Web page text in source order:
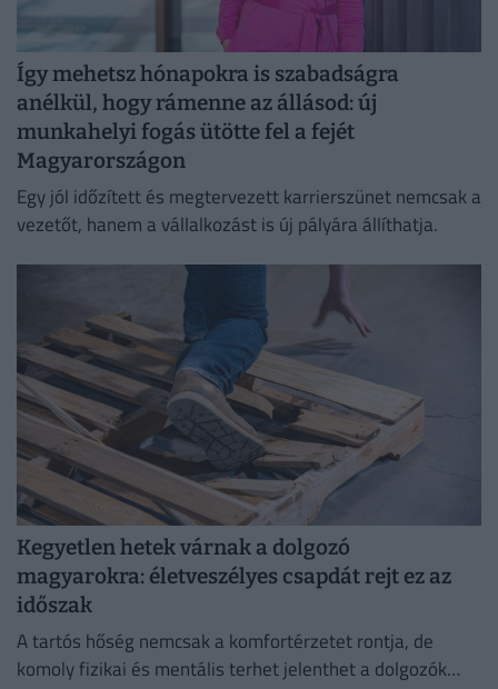
Így mehetsz hónapokra is szabadságra
anélkül, hogy rámenne az állásod: új
munkahelyi fogás ütötte fel a fejét
Magyarországon
Egy jól időzített és megtervezett karrierszünet nemcsak a
vezetőt, hanem a vállalkozást is új pályára állíthatja.
Kegyetlen hetek várnak a dolgozó
magyarokra: életveszélyes csapdát rejt ez az
időszak
A tartós hőség nemcsak a komfortérzetet rontja, de
komoly fizikai és mentális terhet jelenthet a dolgozók